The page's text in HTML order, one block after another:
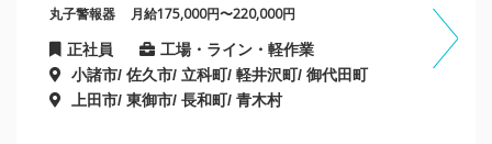
丸子警報器 月給175,000円〜220,000円
正社員
工場・ライン・軽作業
小諸市/ 佐久市/ 立科町/ 軽井沢町/ 御代田町
上田市/ 東御市/ 長和町/ 青木村